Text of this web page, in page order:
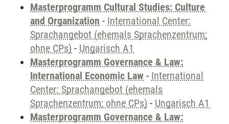
Masterprogramm Cultural Studies: Culture
and Organization - International Center:
Sprachangebot (ehemals Sprachenzentrum;
ohne CPs) - Ungarisch A1
Masterprogramm Governance & Law:
International Economic Law - International
Center: Sprachangebot (ehemals
Sprachenzentrum; ohne CPs) - Ungarisch A1
Masterprogramm Governance & Law: